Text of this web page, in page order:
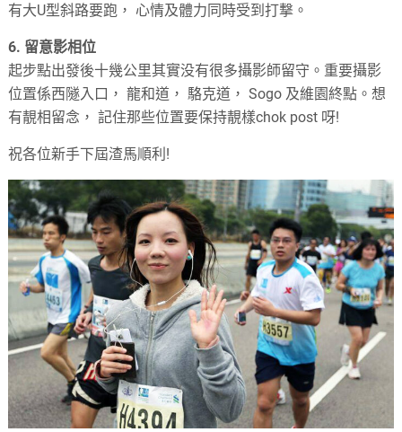
有大U型斜路要跑， 心情及體力同時受到打撃。
6. 留意影相位
起步點出發後十幾公里其實没有很多攝影師留守。重要攝影
位置係西隧入口， 龍和道， 駱克道， Sogo 及維園終點。想
有靚相留念， 記住那些位置要保持靚樣chok post 呀!
祝各位新手下屆渣馬順利!